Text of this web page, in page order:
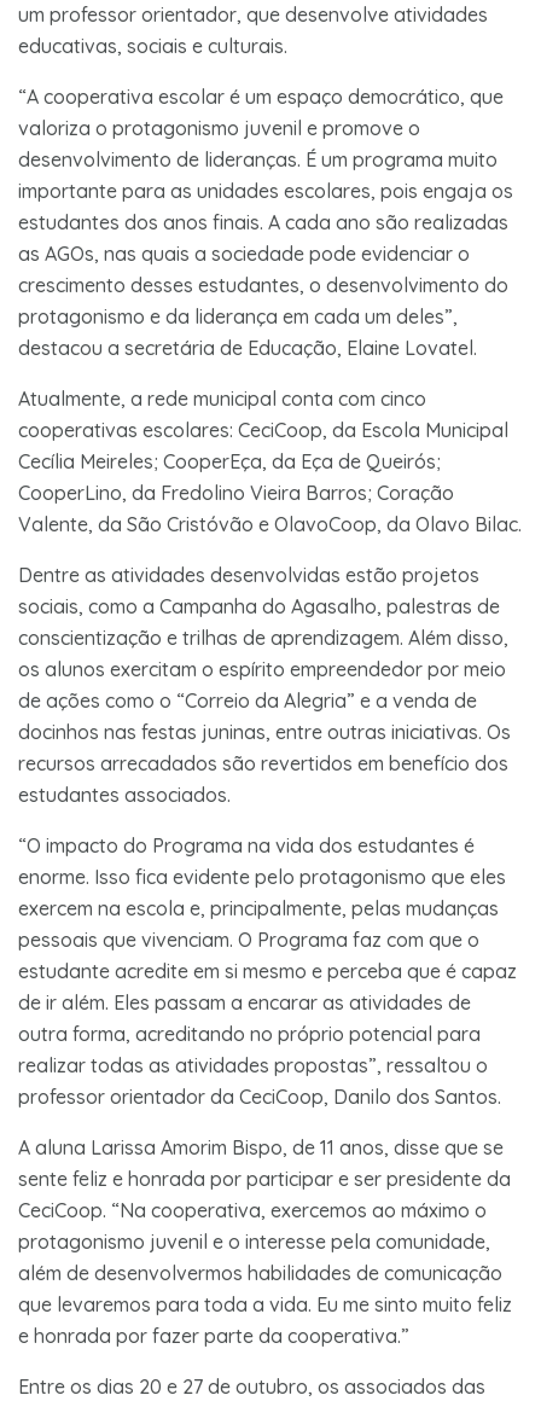
um professor orientador, que desenvolve atividades
educativas, sociais e culturais.
“A cooperativa escolar é um espaço democrático, que
valoriza o protagonismo juvenil e promove o
desenvolvimento de lideranças. É um programa muito
importante para as unidades escolares, pois engaja os
estudantes dos anos finais. A cada ano são realizadas
as AGOs, nas quais a sociedade pode evidenciar o
crescimento desses estudantes, o desenvolvimento do
protagonismo e da liderança em cada um deles”,
destacou a secretária de Educação, Elaine Lovatel.
Atualmente, a rede municipal conta com cinco
cooperativas escolares: CeciCoop, da Escola Municipal
Cecília Meireles; CooperEça, da Eça de Queirós;
CooperLino, da Fredolino Vieira Barros; Coração
Valente, da São Cristóvão e OlavoCoop, da Olavo Bilac.
Dentre as atividades desenvolvidas estão projetos
sociais, como a Campanha do Agasalho, palestras de
conscientização e trilhas de aprendizagem. Além disso,
os alunos exercitam o espírito empreendedor por meio
de ações como o “Correio da Alegria” e a venda de
docinhos nas festas juninas, entre outras iniciativas. Os
recursos arrecadados são revertidos em benefício dos
estudantes associados.
“O impacto do Programa na vida dos estudantes é
enorme. Isso fica evidente pelo protagonismo que eles
exercem na escola e, principalmente, pelas mudanças
pessoais que vivenciam. O Programa faz com que o
estudante acredite em si mesmo e perceba que é capaz
de ir além. Eles passam a encarar as atividades de
outra forma, acreditando no próprio potencial para
realizar todas as atividades propostas”, ressaltou o
professor orientador da CeciCoop, Danilo dos Santos.
A aluna Larissa Amorim Bispo, de 11 anos, disse que se
sente feliz e honrada por participar e ser presidente da
CeciCoop. “Na cooperativa, exercemos ao máximo o
protagonismo juvenil e o interesse pela comunidade,
além de desenvolvermos habilidades de comunicação
que levaremos para toda a vida. Eu me sinto muito feliz
e honrada por fazer parte da cooperativa.”
Entre os dias 20 e 27 de outubro, os associados das